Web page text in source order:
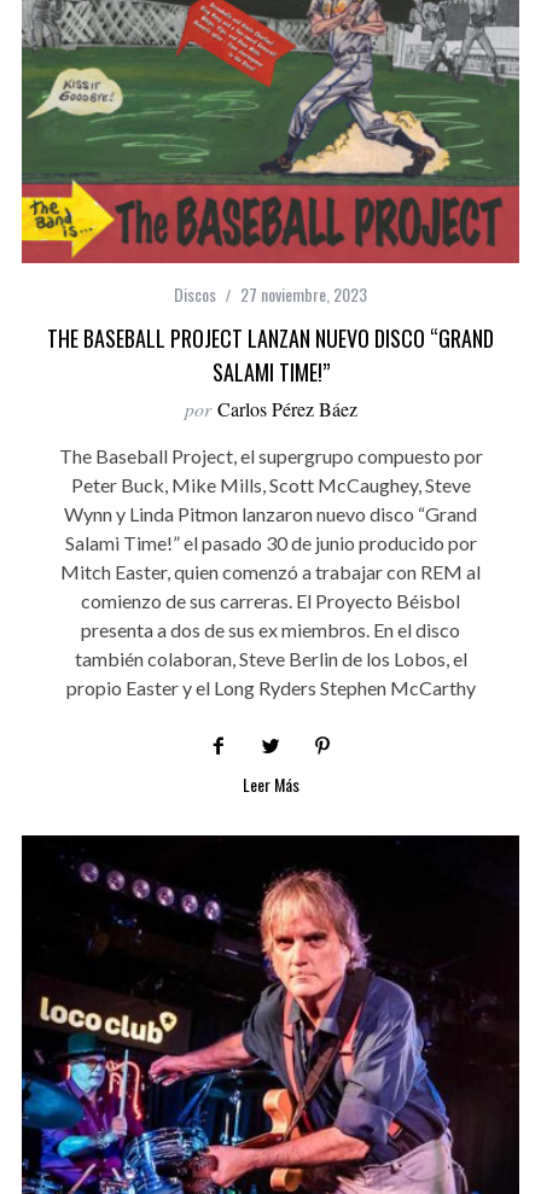
Discos 27 noviembre, 2023
THE BASEBALL PROJECT LANZAN NUEVO DISCO “GRAND
SALAMI TIME!”
por Carlos Pérez Báez
The Baseball Project, el supergrupo compuesto por
Peter Buck, Mike Mills, Scott McCaughey, Steve
Wynn y Linda Pitmon lanzaron nuevo disco “Grand
Salami Time!” el pasado 30 de junio producido por
Mitch Easter, quien comenzó a trabajar con REM al
comienzo de sus carreras. El Proyecto Béisbol
presenta a dos de sus ex miembros. En el disco
también colaboran, Steve Berlin de los Lobos, el
propio Easter y el Long Ryders Stephen McCarthy
Leer Más